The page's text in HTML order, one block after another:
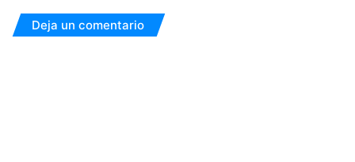
Deja un comentario